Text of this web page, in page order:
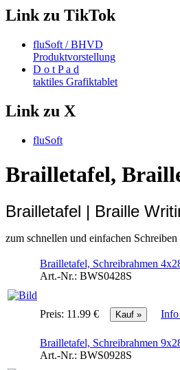
Link zu TikTok
fluSoft / BHVD
Produktvorstellung
D o t P a d
taktiles Grafiktablet
Link zu X
fluSoft
Brailletafel,
Brailletafel | Braille
zum schnellen und einfachen
Brailletafel, Schreibrahmen
Art.-Nr.: BWS0428S
Preis: 11.99 € Info
Brailletafel, Schreibrahmen
Art.-Nr.: BWS0928S